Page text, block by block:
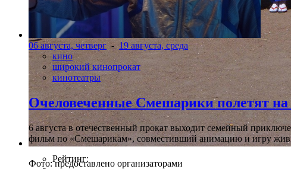
Фото: предоставлено организаторами
06 августа, четверг-19 августа, среда
кино
широкий кинопрокат
кинотеатры
Очеловеченные Смешарики полетят
6 августа в отечественный прокат выходит семейный
фильм по «Смешарикам», совместивший анимацию и игру
Рейтинг: